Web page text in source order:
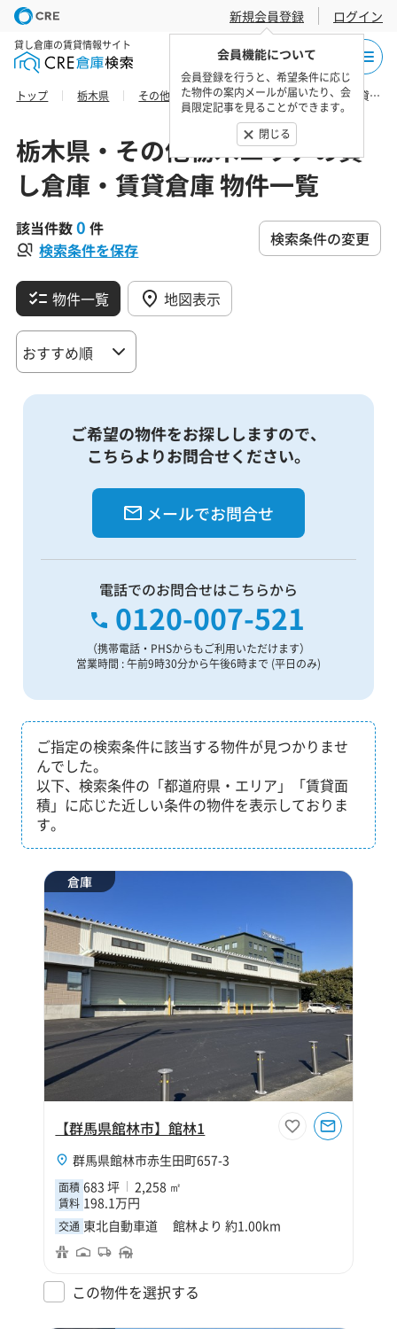
新規会員登録
会員機能について
会員登録を行うと、希望条件に応じ
た物件の案内メールが届いたり、会
員限定記事を見ることができます。
閉じる
ログイン
貸し倉庫の賃貸情報サイト
トップ 栃木県 その他栃木エリア 佐野市の貸し倉庫・賃貸倉庫 物件一覧
栃木県・その他栃木エリアの貸
し倉庫・賃貸倉庫 物件一覧
該当件数0 件
検索条件を保存
検索条件の変更
物件一覧 地図表示
ご希望の物件をお探ししますので、
こちらよりお問合せください。
メールでお問合せ
電話でのお問合せはこちらから
0120-007-521
（携帯電話・PHSからもご利用いただけます）
営業時間 : 午前9時30分から午後6時まで (平日のみ)
ご指定の検索条件に該当する物件が見つかりませ
んでした。
以下、検索条件の「都道府県・エリア」「賃貸面
積」に応じた近しい条件の物件を表示しておりま
す。
倉庫
【群馬県館林市】館林1
群馬県館林市赤生田町657-3
面積 683 坪 2,258 ㎡
賃料 198.1万円
交通 東北自動車道 館林より 約1.00km
この物件を選択する